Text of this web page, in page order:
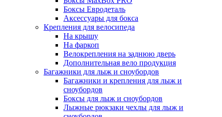
Боксы Евродеталь
Аксессуары для бокса
Крепления для велосипеда
На крышу
На фаркоп
Велокрепления на заднюю дверь
Дополнительная вело продукция
Багажники для лыж и сноубордов
Багажники и крепления для лыж и
сноубордов
Боксы для лыж и сноубордов
Лыжные рюкзаки чехлы для лыж и